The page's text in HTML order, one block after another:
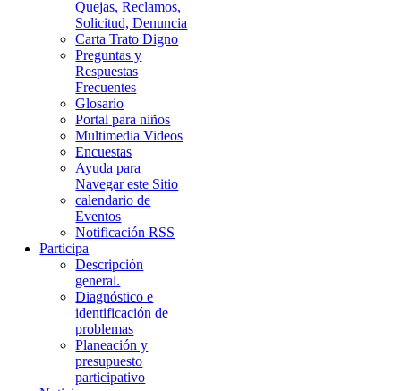
Quejas, Reclamos,
Solicitud, Denuncia
Carta Trato Digno
Preguntas y
Respuestas
Frecuentes
Glosario
Portal para niños
Multimedia Videos
Encuestas
Ayuda para
Navegar este Sitio
calendario de
Eventos
Notificación RSS
Participa
Descripción
general.
Diagnóstico e
identificación de
problemas
Planeación y
presupuesto
participativo